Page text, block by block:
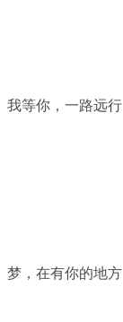
我等你，一路远行
梦，在有你的地方